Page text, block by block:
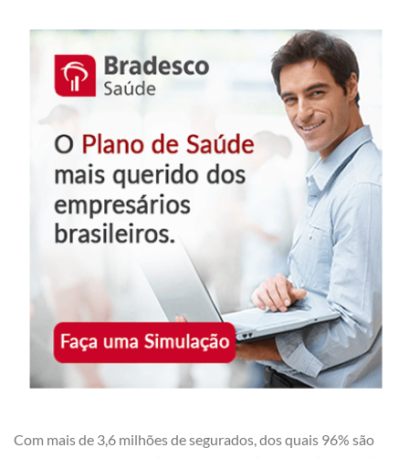
Com mais de 3,6 milhões de segurados, dos quais 96% são